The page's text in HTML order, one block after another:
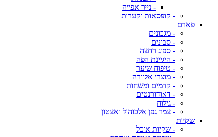
- נייר אפייה
- קופסאות וקערות
פארם
- מגבונים
- סבונים
- ספוג רחצה
- היגיינת הפה
- טיפוח שיער
- מוצרי אלוורה
- קרמים ומשחות
- דאודורנטים
- גילוח
- צמר גפן אלכוהול ואצטון
שקיות
- שקיות אוכל